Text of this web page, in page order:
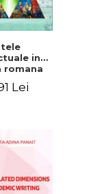
in
romana
Lei